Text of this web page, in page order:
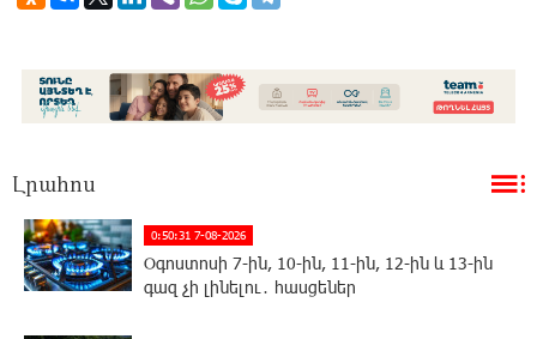
Լրահոս
0:50:31 7-08-2026
Օգոստոսի 7-ին, 10-ին, 11-ին, 12-ին և 13-ին
գազ չի լինելու․ հասցեներ